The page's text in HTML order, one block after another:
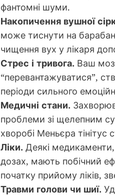
фантомні шуми.
Накопичення вушної
може тиснути на
чищення вух у лікаря
Стрес і тривога. Ваш
“перевантажуватися”,
періоди сильного
Медичні стани.
проблеми зі щелепним
хворобі Меньєра
Ліки. Деякі
дозах, мають побічний
початку прийому ліків,
Травми голови чи шиї.